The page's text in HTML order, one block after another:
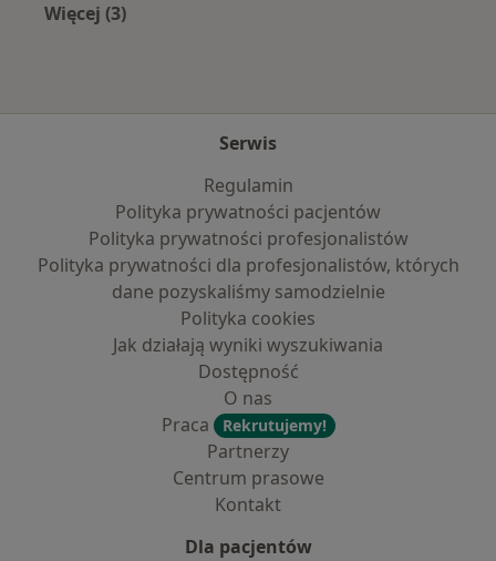
Więcej (3)
Serwis
Regulamin
Polityka prywatności pacjentów
Polityka prywatności profesjonalistów
Polityka prywatności dla profesjonalistów, których
dane pozyskaliśmy samodzielnie
Polityka cookies
Jak działają wyniki wyszukiwania
Dostępność
O nas
Praca
Rekrutujemy!
Partnerzy
Centrum prasowe
Kontakt
Dla pacjentów